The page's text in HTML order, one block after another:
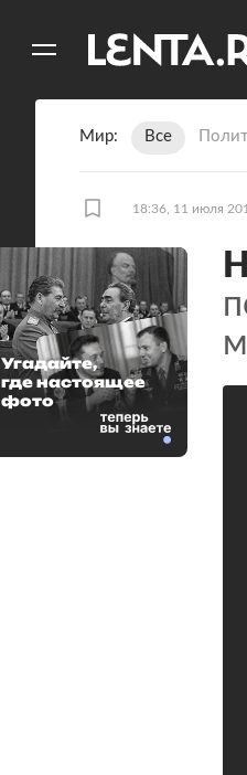
Мир Все
18:36, 11 июля
Угадайте,
где настоящее
фото